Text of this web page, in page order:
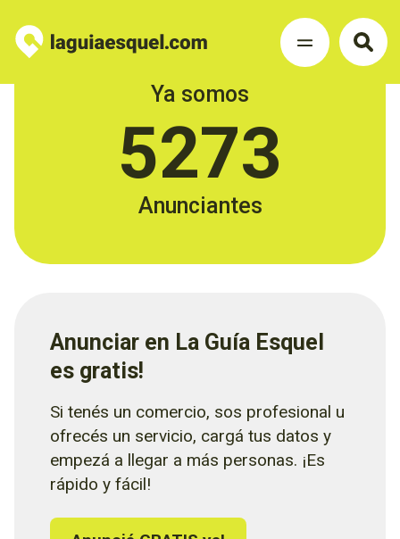
Ya somos
5273
Anunciantes
Anunciar en La Guía Esquel
es gratis!
Si tenés un comercio, sos profesional u
ofrecés un servicio, cargá tus datos y
empezá a llegar a más personas. ¡Es
rápido y fácil!